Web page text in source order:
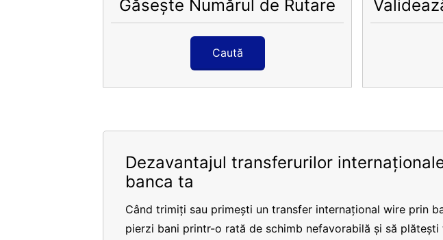
Găsește Numărul de Rutare
Caută
Dezavantajul transferurilor
banca ta
Când trimiți sau primești un transfer internațional wire prin
pierzi bani printr-o rată de schimb nefavorabilă și să plătești